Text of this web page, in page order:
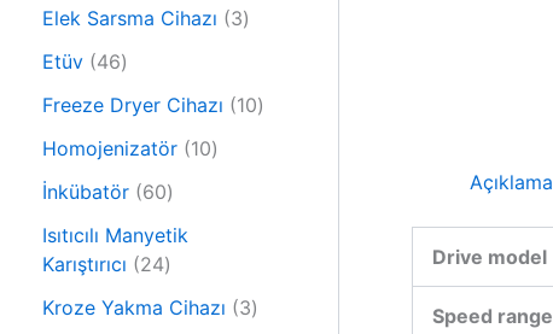
r
ü
n
Elek Sarsma Cihazı 33
ü
Etüv 464
ü
r
n
Freeze Dryer Cihazı 101
Homojenizatör 101
İnkübatör 606
ü
r
ü
Isıtıcılı Manyetik
Karıştırıcı
242
ü
Kroze Yakma Cihazı 33
Açıklama
Drive model
Speed range